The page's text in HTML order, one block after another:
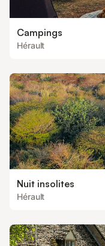
Campings
Hérault
Nuit insolites
Hérault